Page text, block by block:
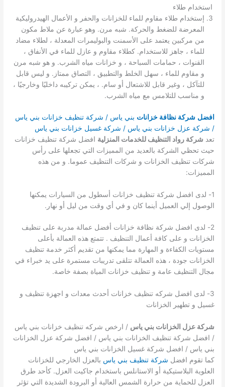
استخدام طلاء
إستخدام طلاء مقاوم للماء للخزانات والحفر و الأعمال الهيدروليكية
المعرضة للضغط والحركة. شبه مرن. وهو عبارة عن ملاط ​​مكون
من مركبين يعتمد على الأسمنت والبوليمرات المعدلة ، لطلاء مضاد
للماء ، جاهز للاستخدام. كطلاء مقاوم و عازل للماء في الأنفاق ،
القنوات ، حمامات السباحة ، و خزانات مياه الشرب. و هو شبه مرن
و مقاوم للماء ، سهل الخلط والتطبيق ، التصاق ممتاز. و ليس قابل
للتآكل ، وغير قابل للاشتعال أو سام. ، يمكن تركيبه داخليًا وخارجيًا ،
و مناسب للتلامس مع مياه الشرب.
افضل شركة نظافة خزانات بني ياس / شركة تنظيف خزانات بني ياس
/ شركة عزل خزانات بني ياس / شركة غسيل خزانات بني ياس
تعد شركة رواد التنظيف للخدمات المنزلية افضل شركة تنظيف خزانات
حيث تحظي الشركة بالعديد من المميزات التي تجعلها على رأس
شركات تنظيف الخزانات و شركات التنظيف عموما. و من هذه
المميزات:
1- لدى افضل شركة تنظيف خزانات أسطول من السيارات يمكنها
الوصول إلي العميل أينما كان و في أي وقت من ليل أو نهار.
2- لدى افضل شركة نظافة خزانات أفضل عمالة مدربة على تنظيف
الخزانات و على كافة أعمال التنظيف . تتمتع هذه العمالة بأعلى
مستويات الكفاءة و المهارة مما يمكنها من تقديم أكثر خدمة تنظيف
الخزانات جودة ، هذه العمالة تتلقى تدريبات مستمرة على يد خبراء في
مجال التنظيف عامة و تنظيف خزانات المياة بصفة خاصة.
3- لدى افضل شركه تنظيف خزانات أحدث معدات و اجهزة تنظيف و
غسيل و تطهير الخزانات
شركة عزل الخزانات بني ياس / ارخص شركه تنظيف خزانات بني ياس
/ افضل شركة تنظيف الخزانات بني ياس / افضل شركة عزل الخزانات
بني ياس / افضل شركة غسيل الخزانات بني ياس
كما تقوم افضل شركة تنظيف بني ياس بالعزل الخارجي للخزانات
العلوية البلاستيكية أو الاستانلس باستخدام جاكيت العزل. كأحد طرق
العزل للحماية من حرارة الشمس العالية أو البرودة الشديدة التي تؤثر